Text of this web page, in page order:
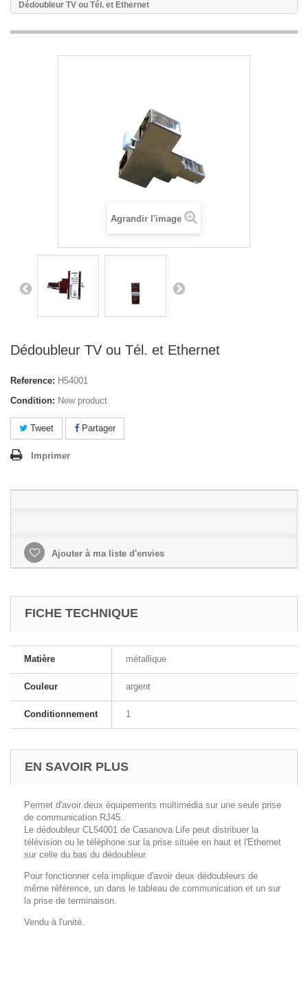
Dédoubleur TV ou Tél. et Ethernet
Agrandir l'image
Dédoubleur TV ou Tél. et Ethernet
Reference: H54001
Condition: New product
Tweet Partager
Imprimer
Ajouter à ma liste d'envies
FICHE TECHNIQUE
Matière métallique
Couleur argent
Conditionnement 1
EN SAVOIR PLUS
Permet d'avoir deux équipements multimédia sur une seule prise
de communication RJ45.
Le dédoubleur CL54001 de Casanova Life peut distribuer la
télévision ou le téléphone sur la prise située en haut et l'Ethernet
sur celle du bas du dédoubleur.
Pour fonctionner cela implique d'avoir deux dédoubleurs de
même référence, un dans le tableau de communication et un sur
la prise de terminaison.
Vendu à l'unité.